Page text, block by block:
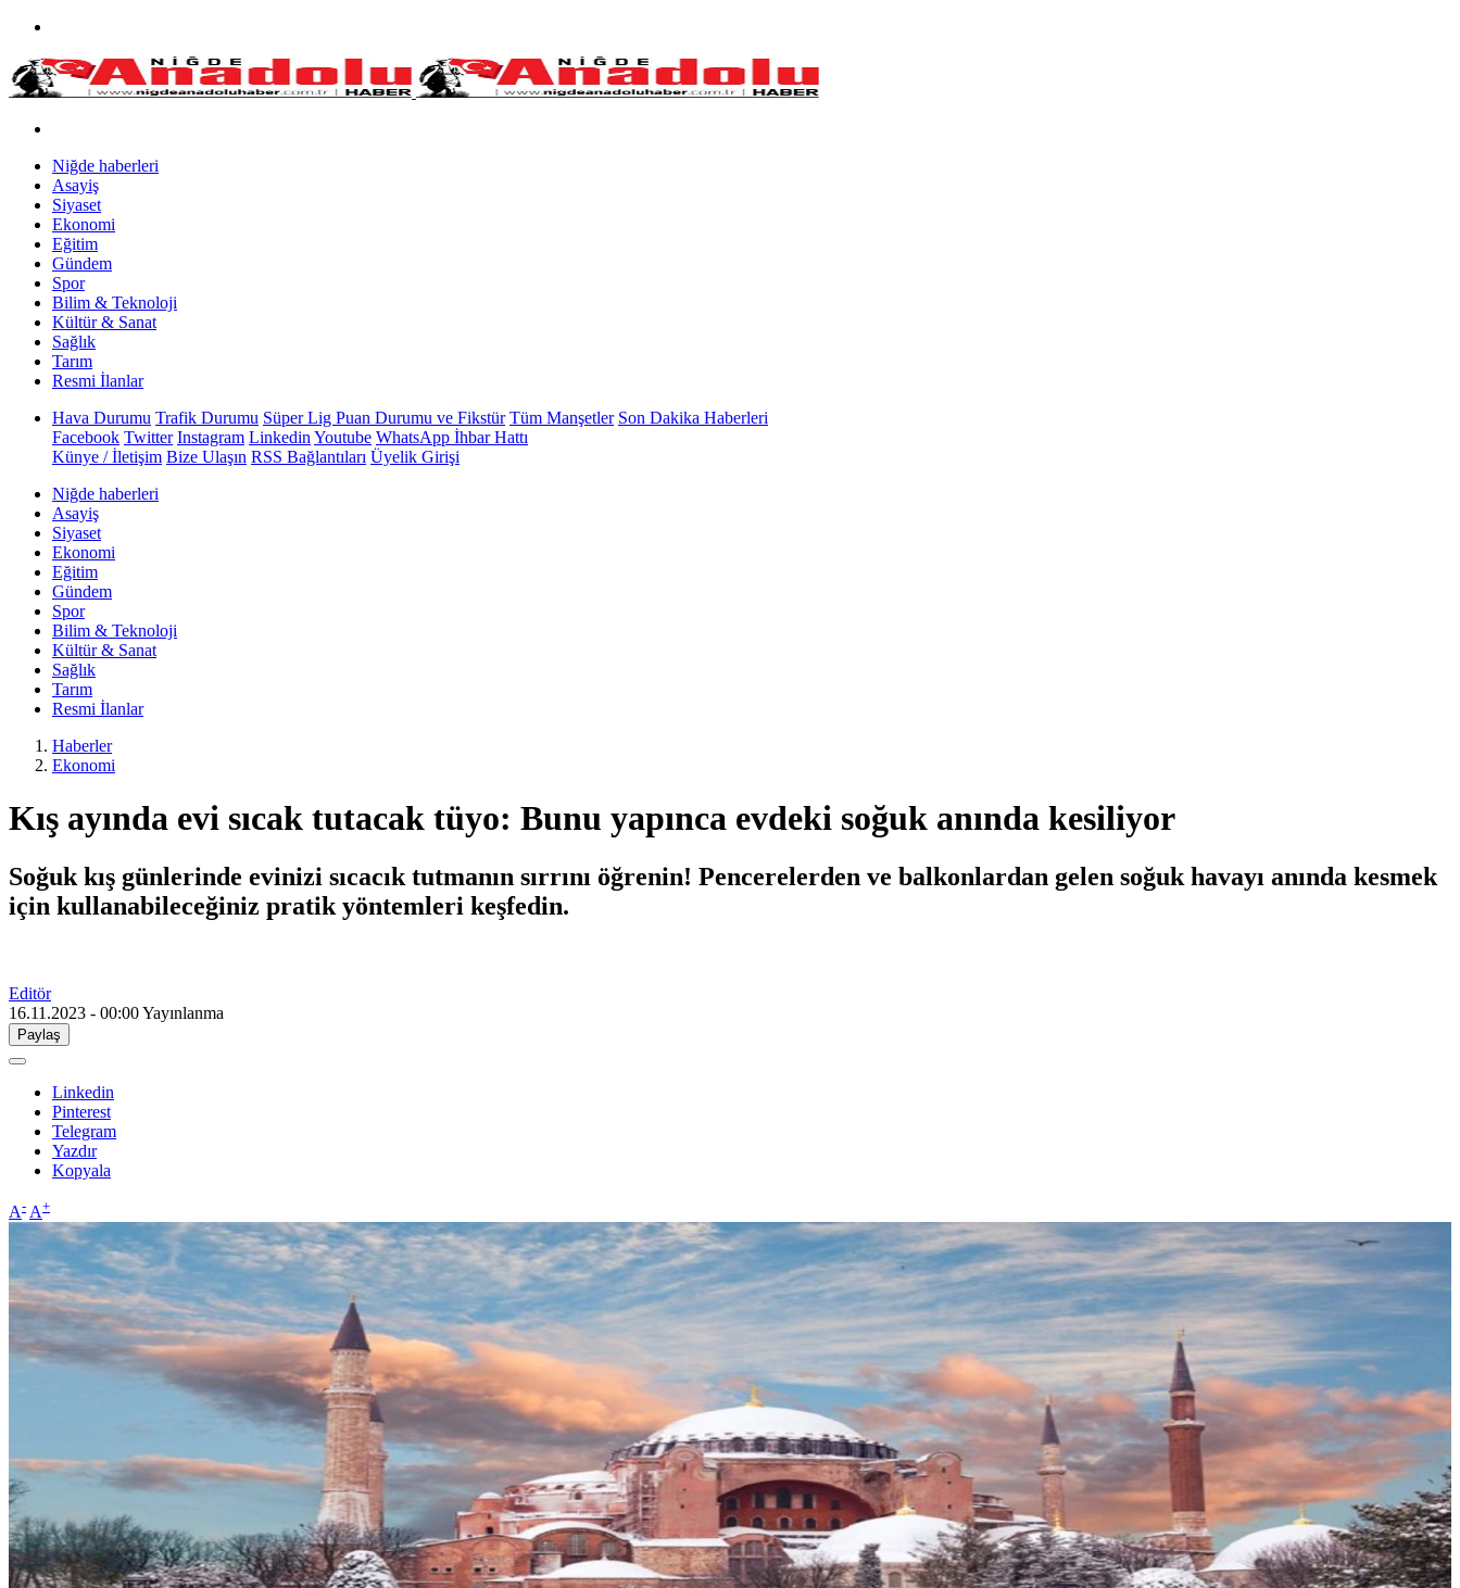
Niğde haberleri
Asayiş
Siyaset
Ekonomi
Eğitim
Gündem
Spor
Bilim & Teknoloji
Kültür & Sanat
Sağlık
Tarım
Resmi İlanlar
Hava Durumu Trafik Durumu Süper Lig Puan Durumu ve Fikstür Tüm Manşetler Son Dakika Haberleri
Facebook Twitter Instagram Linkedin Youtube WhatsApp İhbar Hattı
Künye / İletişim Bize Ulaşın RSS Bağlantıları Üyelik Girişi
Niğde haberleri
Asayiş
Siyaset
Ekonomi
Eğitim
Gündem
Spor
Bilim & Teknoloji
Kültür & Sanat
Sağlık
Tarım
Resmi İlanlar
Haberler
Ekonomi
Kış ayında evi sıcak tutacak tüyo: Bunu yapınca evdeki soğuk anında kesiliyor
Soğuk kış günlerinde evinizi sıcacık tutmanın sırrını öğrenin! Pencerelerden ve balkonlardan gelen soğuk havayı anında kesmek
için kullanabileceğiniz pratik yöntemleri keşfedin.
Editör
16.11.2023 - 00:00Yayınlanma
Paylaş
Linkedin
Pinterest
Telegram
Yazdır
Kopyala
A- A+